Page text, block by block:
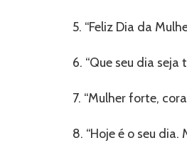
5. “Feliz Dia da
6. “Que seu dia
7. “Mulher forte,
8. “Hoje é o seu